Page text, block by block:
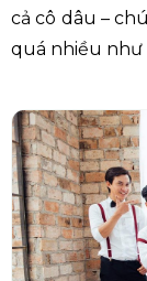
cả cô dâu –
quá nhiều như